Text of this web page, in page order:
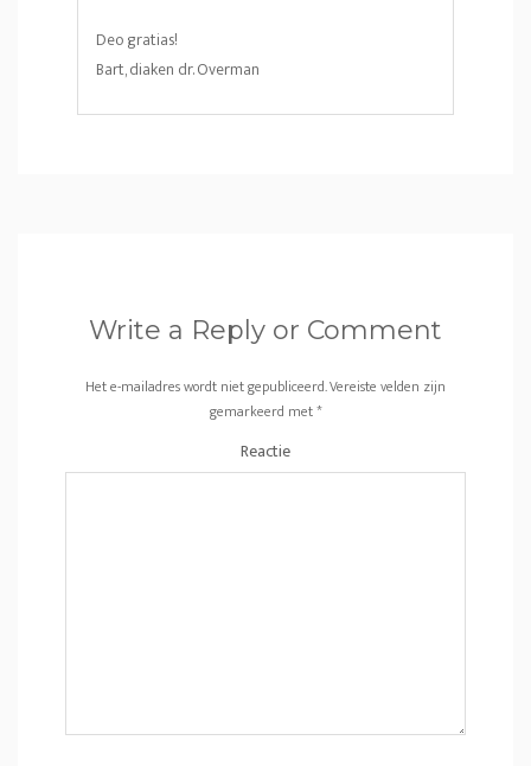
Deo gratias!
Bart, diaken dr. Overman
Write a Reply or Comment
Het e-mailadres wordt niet gepubliceerd.Vereiste velden zijn
gemarkeerd met*
Reactie